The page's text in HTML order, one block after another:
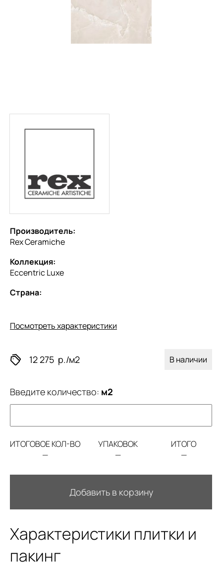
Производитель:
Rex Ceramiche
Коллекция:
Eccentric Luxe
Страна:
Посмотреть характеристики
12 275 р./м2 В наличии
Введите количество: м2
ИТОГОВОЕ КОЛ-ВО
—
УПАКОВОК
—
ИТОГО
—
Добавить в корзину
Характеристики плитки и
пакинг